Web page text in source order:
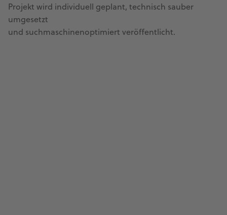
Projekt wird individuell geplant, technisch sauber
umgesetzt
und suchmaschinenoptimiert veröffentlicht.